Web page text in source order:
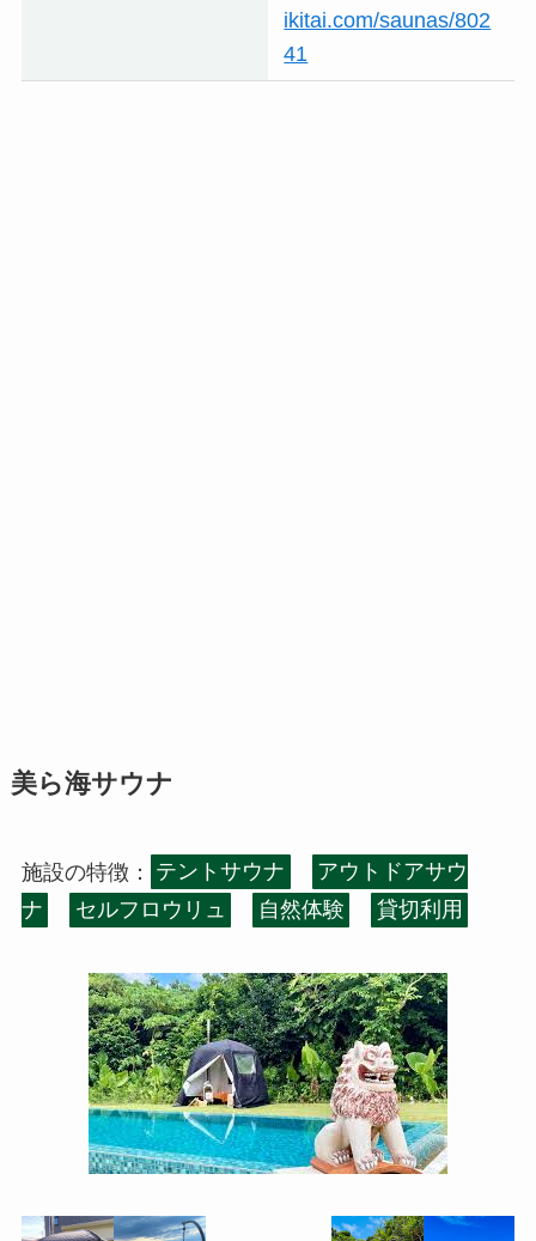
ikitai.com/saunas/802
41
美ら海サウナ
施設の特徴： テントサウナ
アウトドアサウ
ナ
セルフロウリュ 自然体験 貸切利用